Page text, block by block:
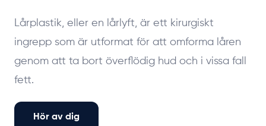
Lårplastik, eller en lårlyft, är ett kirurgiskt
ingrepp som är utformat för att omforma låren
genom att ta bort överflödig hud och i vissa fall
fett.
Hör av dig